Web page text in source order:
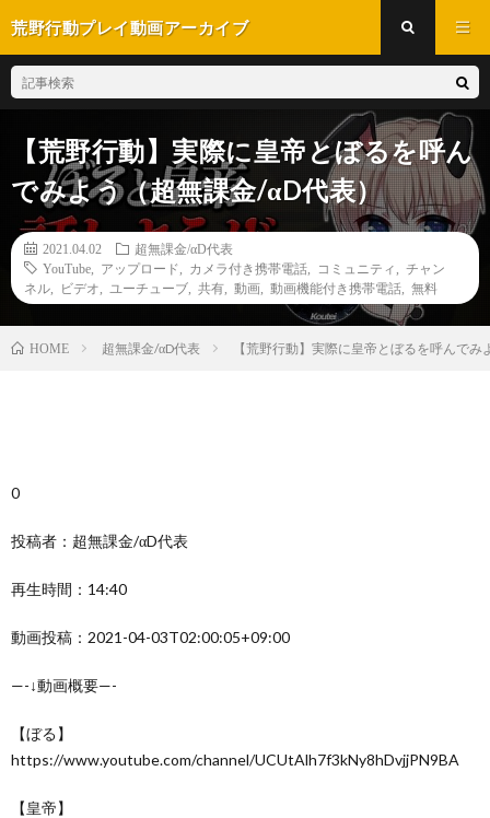
荒野行動プレイ動画アーカイブ
【荒野行動】実際に皇帝とぼるを呼ん
でみよう（超無課金/αD代表）
2021.04.02
超無課金/αD代表
YouTube
アップロード カメラ付き携帯電話 コミュニティ
チャン
ネル
ビデオ ユーチューブ 共有 動画 動画機能付き携帯電話 無料
HOME 超無課金/αD代表 【荒野行動】実際に皇帝とぼるを呼んで
0
投稿者：超無課金/αD代表
再生時間：14:40
動画投稿：2021-04-03T02:00:05+09:00
—-↓動画概要—-
【ぼる】
https://www.youtube.com/channel/UCUtAlh7f3kNy8hDvjjPN9BA
【皇帝】